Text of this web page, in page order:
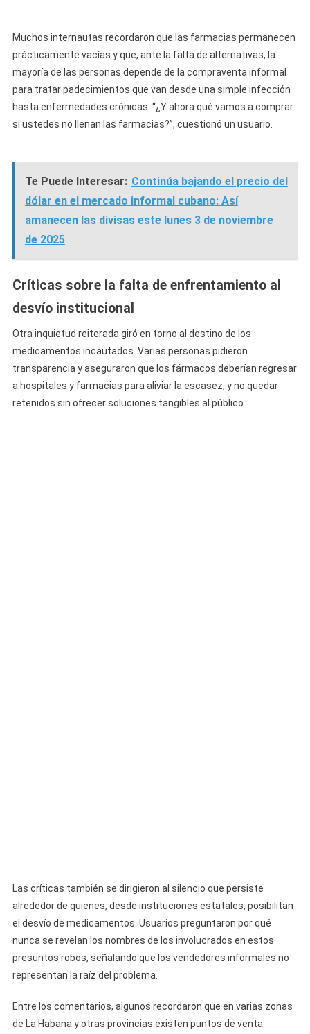
Muchos internautas recordaron que las farmacias permanecen
prácticamente vacías y que, ante la falta de alternativas, la
mayoría de las personas depende de la compraventa informal
para tratar padecimientos que van desde una simple infección
hasta enfermedades crónicas. “¿Y ahora qué vamos a comprar
si ustedes no llenan las farmacias?”, cuestionó un usuario.
Te Puede Interesar: Continúa bajando el precio del
dólar en el mercado informal cubano: Así
amanecen las divisas este lunes 3 de noviembre
de 2025
Críticas sobre la falta de enfrentamiento al
desvío institucional
Otra inquietud reiterada giró en torno al destino de los
medicamentos incautados. Varias personas pidieron
transparencia y aseguraron que los fármacos deberían regresar
a hospitales y farmacias para aliviar la escasez, y no quedar
retenidos sin ofrecer soluciones tangibles al público.
Las críticas también se dirigieron al silencio que persiste
alrededor de quienes, desde instituciones estatales, posibilitan
el desvío de medicamentos. Usuarios preguntaron por qué
nunca se revelan los nombres de los involucrados en estos
presuntos robos, señalando que los vendedores informales no
representan la raíz del problema.
Entre los comentarios, algunos recordaron que en varias zonas
de La Habana y otras provincias existen puntos de venta